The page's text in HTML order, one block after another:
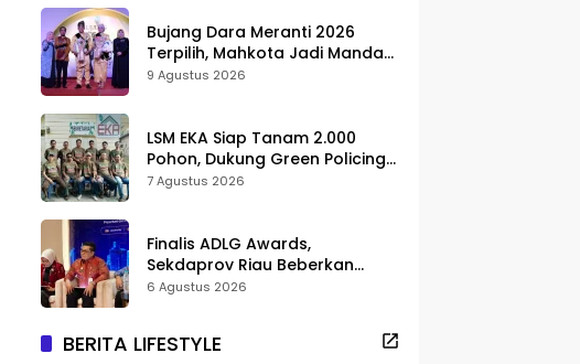
Bujang Dara Meranti 2026
Terpilih, Mahkota Jadi Mandat
Promosi Daerah
9 Agustus 2026
LSM EKA Siap Tanam 2.000
Pohon, Dukung Green Policing
dan Pelestarian di Meranti
7 Agustus 2026
Finalis ADLG Awards,
Sekdaprov Riau Beberkan
Strategi Digitalisasi untuk
6 Agustus 2026
BERITA LIFESTYLE